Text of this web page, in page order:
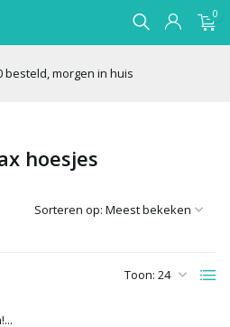
0
besteld, morgen in huis
hoesjes
Toon:
Sorteren op: